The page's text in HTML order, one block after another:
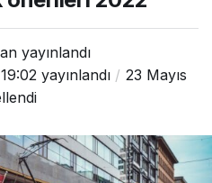
yayınlandı
yayınlandı
23 Mayıs